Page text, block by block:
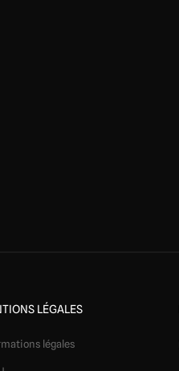
LÉGALES
légales